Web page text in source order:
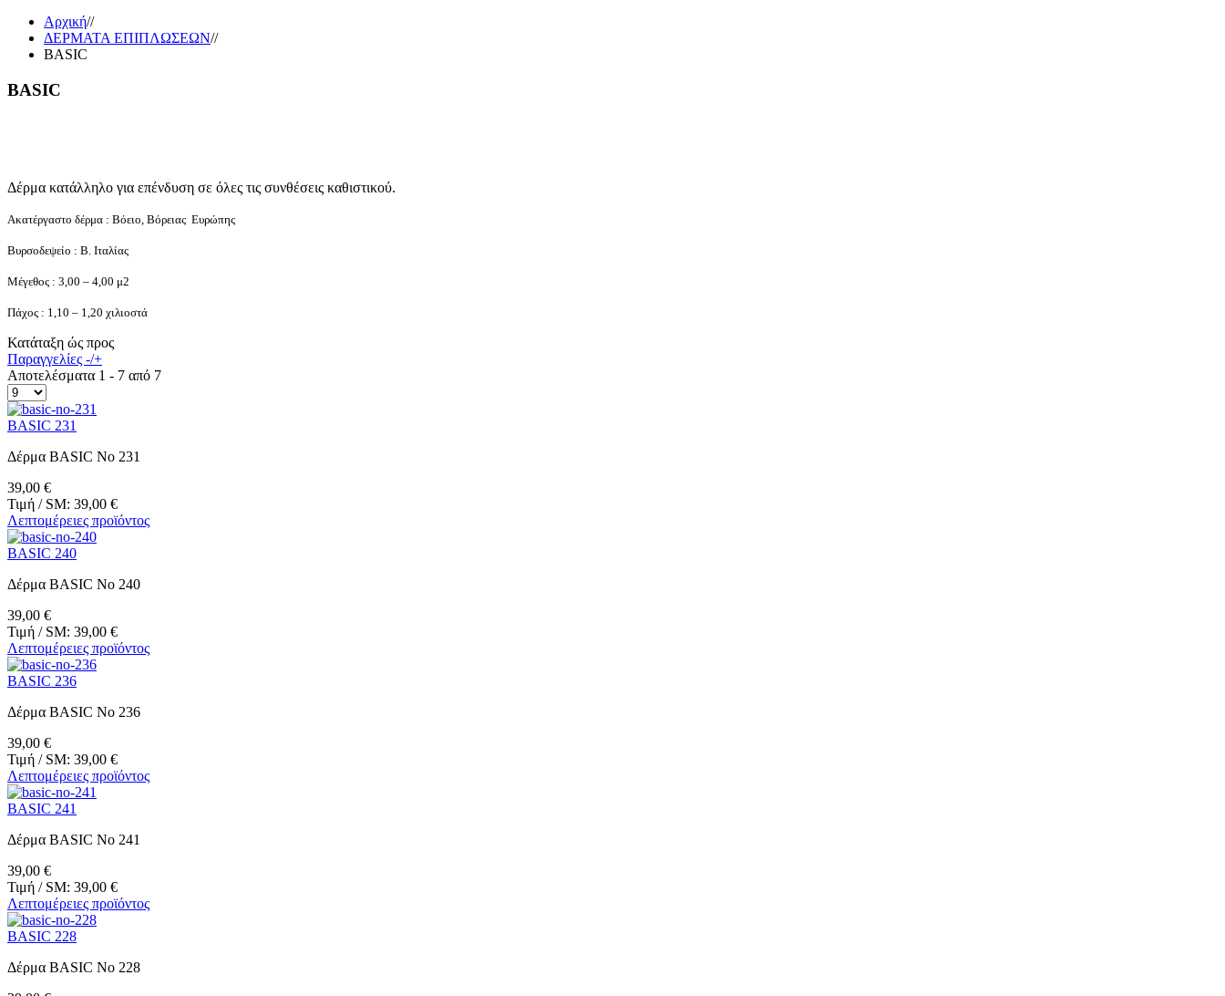
Αρχική//
ΔΕΡΜΑΤΑ ΕΠΙΠΛΩΣΕΩΝ//
BASIC
BASIC
Δέρμα κατάλληλο για επένδυση σε όλες τις συνθέσεις καθιστικού.
Ακατέργαστο δέρμα : Βόειο, Βόρειας Ευρώπης
Βυρσοδεψείο : Β. Ιταλίας
Μέγεθος : 3,00 – 4,00 μ2
Πάχος : 1,10 – 1,20 χιλιοστά
Κατάταξη ώς προς
Παραγγελίες -/+
Αποτελέσματα 1 - 7 από 7
BASIC 231
Δέρμα BASIC No 231
39,00 €
Τιμή / SM: 39,00 €
Λεπτομέρειες προϊόντος
BASIC 240
Δέρμα BASIC No 240
39,00 €
Τιμή / SM: 39,00 €
Λεπτομέρειες προϊόντος
BASIC 236
Δέρμα BASIC No 236
39,00 €
Τιμή / SM: 39,00 €
Λεπτομέρειες προϊόντος
BASIC 241
Δέρμα BASIC No 241
39,00 €
Τιμή / SM: 39,00 €
Λεπτομέρειες προϊόντος
BASIC 228
Δέρμα BASIC No 228